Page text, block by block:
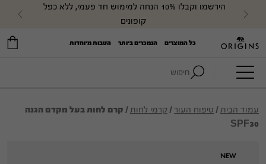
קופונים
Next
כל המוצרים הנמכרים ביותר הטבות מיוחדות
חיפוש:
עמוד הבית/ טיפוח העור/קרמי לחות/ קרם לחות בעל מקדם הגנה
SPF30
NEW